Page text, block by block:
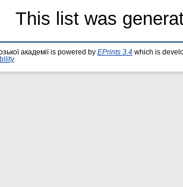
This list was
академії is powered by EPrints 3.4 which is